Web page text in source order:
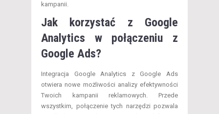
kampanii.
Jak korzystać z Google
Analytics w połączeniu z
Google Ads?
Integracja Google Analytics z Google Ads
otwiera nowe możliwości analizy efektywności
Twoich kampanii reklamowych. Przede
wszystkim, połączenie tych narzędzi pozwala